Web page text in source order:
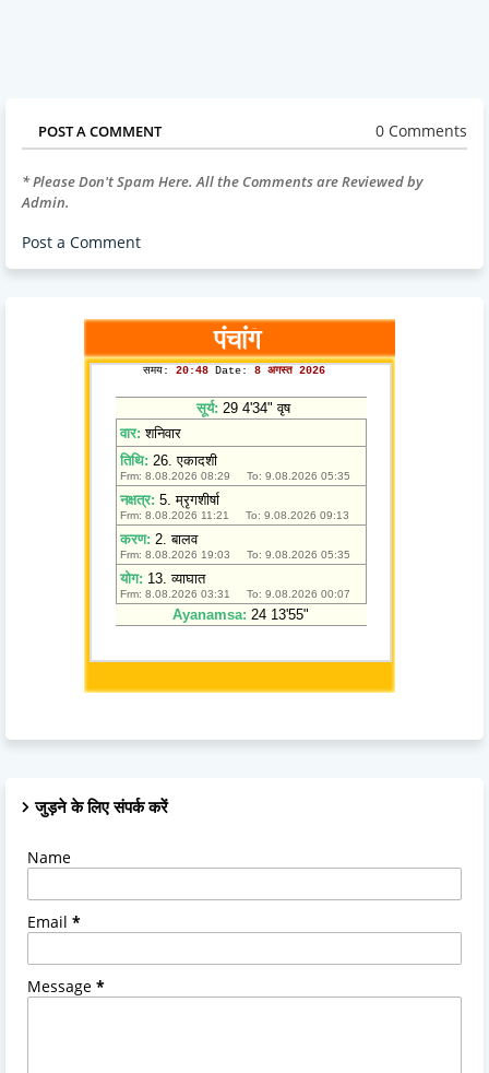
POST A COMMENT 0 Comments
* Please Don't Spam Here. All the Comments are Reviewed by
Admin.
Post a Comment
जुड़ने के लिए संपर्क करें
Name
Email *
Message *